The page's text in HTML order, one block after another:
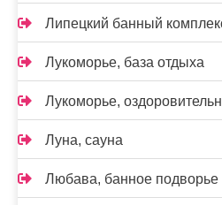
Липецкий банный
Лукоморье, база отдыха
Лукоморье,
Луна, сауна
Любава, банное подворье